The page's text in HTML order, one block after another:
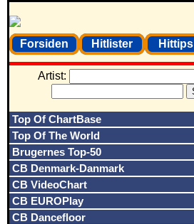
Forsiden Hitlister Hittips
Artist:
Top Of ChartBase
Top Of The World
Brugernes Top-50
CB Denmark-Danmark
CB VideoChart
CB EUROPlay
CB Dancefloor